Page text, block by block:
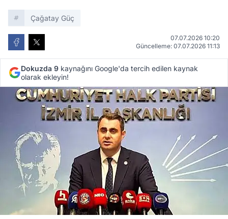
Çağatay Güç
07.07.2026 10:20
Güncelleme: 07.07.2026 11:13
Dokuzda 9 kaynağını Google'da tercih edilen kaynak
olarak ekleyin!